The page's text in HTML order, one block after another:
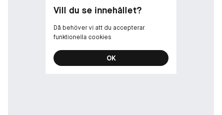
Vill du se innehållet?
Då behöver vi att du accepterar
funktionella cookies
OK